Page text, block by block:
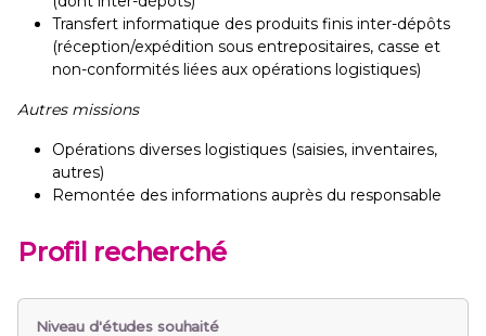
Transfert informatique des produits finis inter-dépôts
(réception/expédition sous entrepositaires, casse et
non-conformités liées aux opérations logistiques)
Autres missions
Opérations diverses logistiques (saisies, inventaires,
autres)
Remontée des informations auprès du responsable
Profil recherché
Niveau d'études souhaité